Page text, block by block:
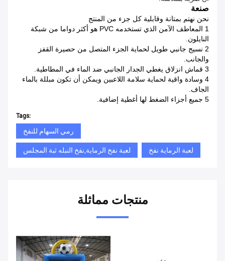
صنعة
نحن نهتم بمتانة وقابلية كل جزء من المنتج
1 المعاطف الآمن الذي تستخدمه PVC هو أكثر دواما من شبكة
النايلون.
2 نسيج جانبي طويل لحماية الجزء المتصل من حصيرة القفز
والجانب.
3 قماش انزلاق يغطي الجدار الجانبي ضد الماء في المطاطية.
4 وسادة واقية لحماية سلامة اللاعبين ويمكن أن تكون مبللة بالماء
الجاف.
5 جميع أجزاء الضغط لها أغطية إضافية.
Tags:
رمي السهام للنفخ
لعبة نفخ الرماية,نفخ النبله ثبة المجلس لعبة الرماية نفخ
منتجات مماثلة